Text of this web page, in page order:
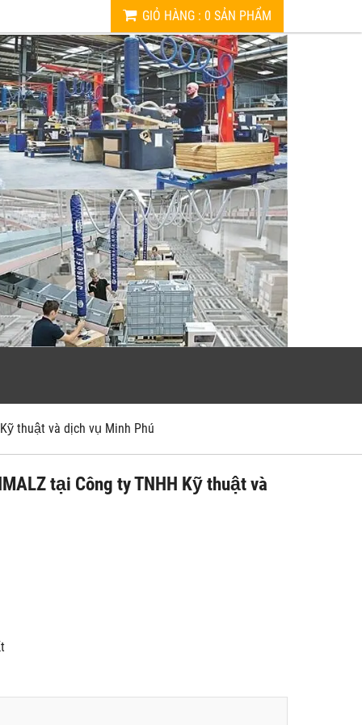
GIỎ HÀNG : 0 SẢN PHẨM
thuật và dịch vụ Minh Phú
tại Công ty TNHH Kỹ thuật và